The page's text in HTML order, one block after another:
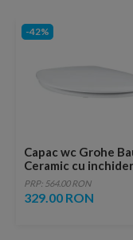
-42%
Capac wc Grohe
Ceramic cu
lenta 46x37 cm
PRP: 564.00 RON
329.00 RON